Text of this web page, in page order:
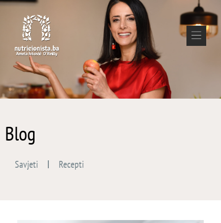
Blog
Savjeti Recepti